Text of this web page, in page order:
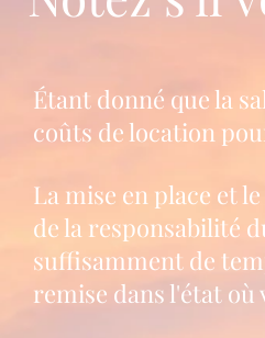
Étant donné que la
coûts de location
La mise en place et
de la responsabilité
suffisamment de
remise dans l'état où